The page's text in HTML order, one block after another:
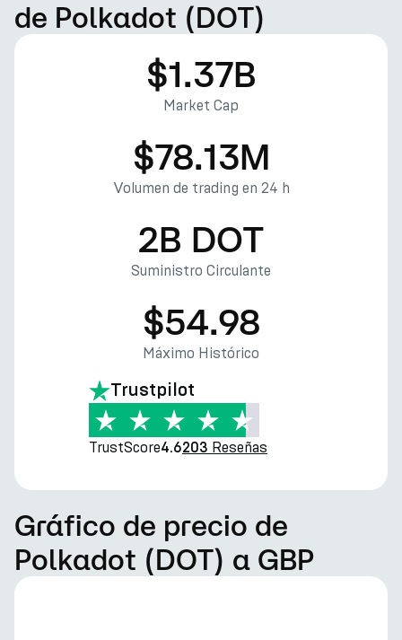
de Polkadot (DOT)
$1.37B
Market Cap
$78.13M
Volumen de trading en 24 h
2B DOT
Suministro Circulante
$54.98
Máximo Histórico
Trustpilot
TrustScore4.6203 Reseñas
Gráfico de precio de
Polkadot (DOT) a GBP